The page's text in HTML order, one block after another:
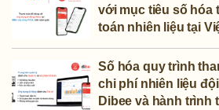
với mục tiêu số hóa
toán nhiên liệu tại
Số hóa quy trình
chi phí nhiên liệu
Dibee và hành trình